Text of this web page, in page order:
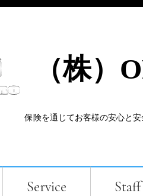
（株）
保険を通じてお客様の安心と
Service Staff